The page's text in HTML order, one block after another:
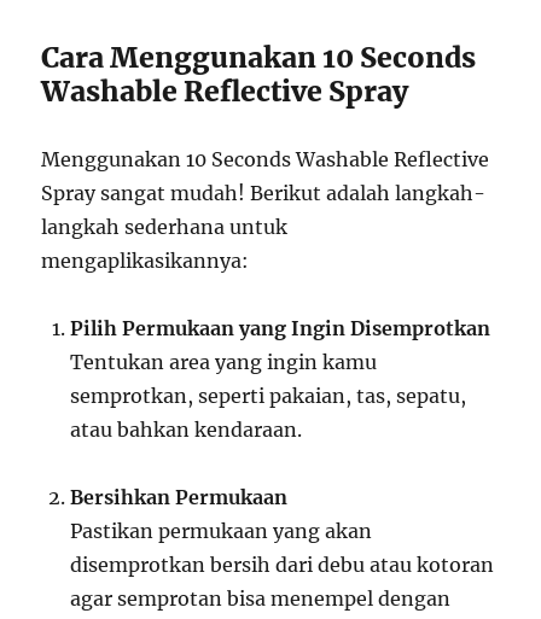
Cara Menggunakan 10 Seconds
Washable Reflective Spray
Menggunakan 10 Seconds Washable Reflective
Spray sangat mudah! Berikut adalah langkah-
langkah sederhana untuk
mengaplikasikannya:
Pilih Permukaan yang Ingin Disemprotkan
Tentukan area yang ingin kamu
semprotkan, seperti pakaian, tas, sepatu,
atau bahkan kendaraan.
Bersihkan Permukaan
Pastikan permukaan yang akan
disemprotkan bersih dari debu atau kotoran
agar semprotan bisa menempel dengan